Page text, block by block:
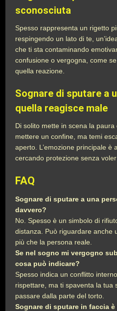
sconosciuta
Spesso rappresenta un rigetto
respingendo un lato di te,
che ti sta contaminando
confusione o vergogna, come
quella reazione.
Sognare di sputare a
quella reagisce male
Di solito mette in scena la
mettere un confine, ma temi
aperto. L’emozione principale è
cercando protezione senza voler
FAQ
Sognare di sputare a una
davvero?
No. Spesso è un simbolo di
distanza. Può riguardare anche
più che la persona reale.
Se nel sogno mi vergogno
cosa può indicare?
Spesso indica un conflitto
rispettare, ma ti spaventa la tua
passare dalla parte del torto.
Sognare di sputare in faccia